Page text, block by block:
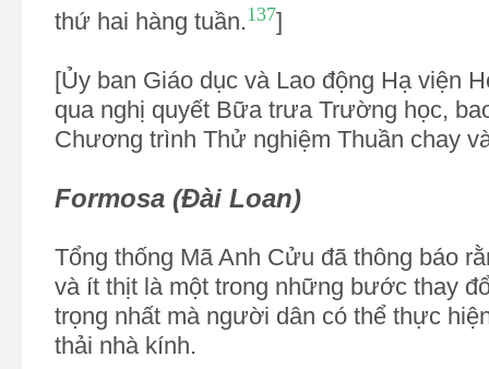
thứ hai hàng tuần.137]
[Ủy ban Giáo dục và Lao động Hạ viện
qua nghị quyết Bữa trưa Trường học,
Chương trình Thử nghiệm Thuần chay
Formosa (Đài Loan)
Tổng thống Mã Anh Cửu đã thông báo
và ít thịt là một trong những bước thay
trọng nhất mà người dân có thể thực
thải nhà kính.